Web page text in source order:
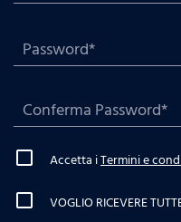
Accetta iTermini e
VOGLIO RICEVERE